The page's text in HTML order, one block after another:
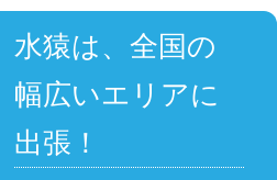
水猿は、全国の
幅広いエリアに
出張！